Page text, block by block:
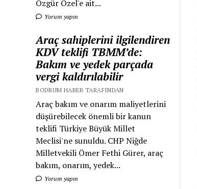
Özgür Özel'e ait...
Yorum yapın
Araç sahiplerini ilgilendiren
KDV teklifi TBMM’de:
Bakım ve yedek parçada
vergi kaldırılabilir
BODRUM HABER TARAFINDAN
Araç bakım ve onarım maliyetlerini
düşürebilecek önemli bir kanun
teklifi Türkiye Büyük Millet
Meclisi'ne sunuldu. CHP Niğde
Milletvekili Ömer Fethi Gürer, araç
bakım, onarım, yedek...
Yorum yapın